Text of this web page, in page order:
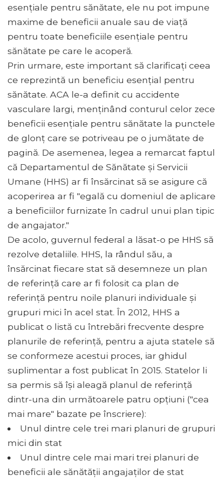
esențiale pentru sănătate, ele nu pot impune
maxime de beneficii anuale sau de viață
pentru toate beneficiile esențiale pentru
sănătate pe care le acoperă.
Prin urmare, este important să clarificați ceea
ce reprezintă un beneficiu esențial pentru
sănătate. ACA le-a definit cu accidente
vasculare largi, menținând conturul celor zece
beneficii esențiale pentru sănătate la punctele
de glonț care se potriveau pe o jumătate de
pagină. De asemenea, legea a remarcat faptul
că Departamentul de Sănătate și Servicii
Umane (HHS) ar fi însărcinat să se asigure că
acoperirea ar fi "egală cu domeniul de aplicare
a beneficiilor furnizate în cadrul unui plan tipic
de angajator."
De acolo, guvernul federal a lăsat-o pe HHS să
rezolve detaliile. HHS, la rândul său, a
însărcinat fiecare stat să desemneze un plan
de referință care ar fi folosit ca plan de
referință pentru noile planuri individuale și
grupuri mici în acel stat. În 2012, HHS a
publicat o listă cu întrebări frecvente despre
planurile de referință, pentru a ajuta statele să
se conformeze acestui proces, iar ghidul
suplimentar a fost publicat în 2015. Statelor li
sa permis să își aleagă planul de referință
dintr-una din următoarele patru opțiuni ("cea
mai mare" bazate pe înscriere):
Unul dintre cele trei mari planuri de grupuri
mici din stat
Unul dintre cele mai mari trei planuri de
beneficii ale sănătății angajaților de stat